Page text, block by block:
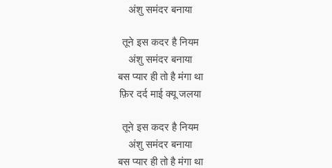
अंशु समंदर बनाया
तूने इस कदर है नियम
अंशु समंदर बनाया
बस प्यार ही तो है मंगा था
फ़िर दर्द माई क्यू जलया
तूने इस कदर है नियम
अंशु समंदर बनाया
बस प्यार ही तो है मंगा था